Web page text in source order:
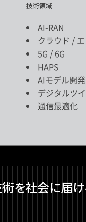
技術領域
AI-RAN
クラウド /
5G / 6G
HAPS
AIモデル開発
デジタルツ
通信最適化
を社会に届